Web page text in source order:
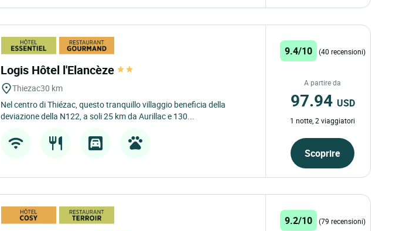
Logis Hôtel l'Elancèze
Thiezac30 km
Nel centro di Thiézac, questo tranquillo villaggio beneficia della
deviazione della N122, a soli 25 km da Aurillac e 130...
9.4/10 (40 recensioni)
A partire da
97.94 USD
1 notte, 2 viaggiatori
Scoprire
9.2/10 (79 recensioni)